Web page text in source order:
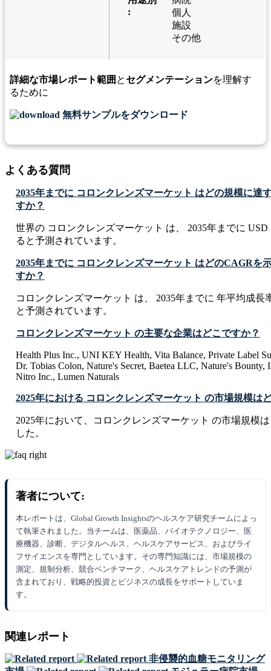
:
個人
施設
その他
詳細な市場レポート範囲 と セグメンテーションを理解す
るために
無料サンプルをダウンロード
よくある質問
2035年までに コロンクレンズマーケット はどの規模に達
すか？
世界の コロンクレンズマーケット は、 2035年までに USD
ると予測されています。
2035年までに コロンクレンズマーケット はどのCAGRを
すか？
コロンクレンズマーケット は、 2035年までに 年平均成長
と予測されています。
コロンクレンズマーケット の主要な企業はどこですか？
Health Plus Inc., UNI KEY Health, Vita Balance, Private Label
Dr. Tobias Colon, Nature's Secret, Baetea LLC, Nature's Bounty,
Nitro Inc., Lumen Naturals
2025年における コロンクレンズマーケット の市場規模は
2025年において、コロンクレンズマーケット の市場規模
した。
著者について:
本レポートは、Global Growth Insightsのヘルスケア研究チームによっ
て執筆されました。当チームは、医薬品、バイオテクノロジー、医
療機器、診断、デジタルヘルス、ヘルスケアサービス、およびライ
フサイエンスを専門としています。その専門知識には、市場規模の
測定、規制分析、競合ベンチマーク、ヘルスケアトレンドの予測が
含まれており、戦略的投資とビジネスの成長をサポートしていま
す。
関連レポート
非侵襲的血糖モニタリング